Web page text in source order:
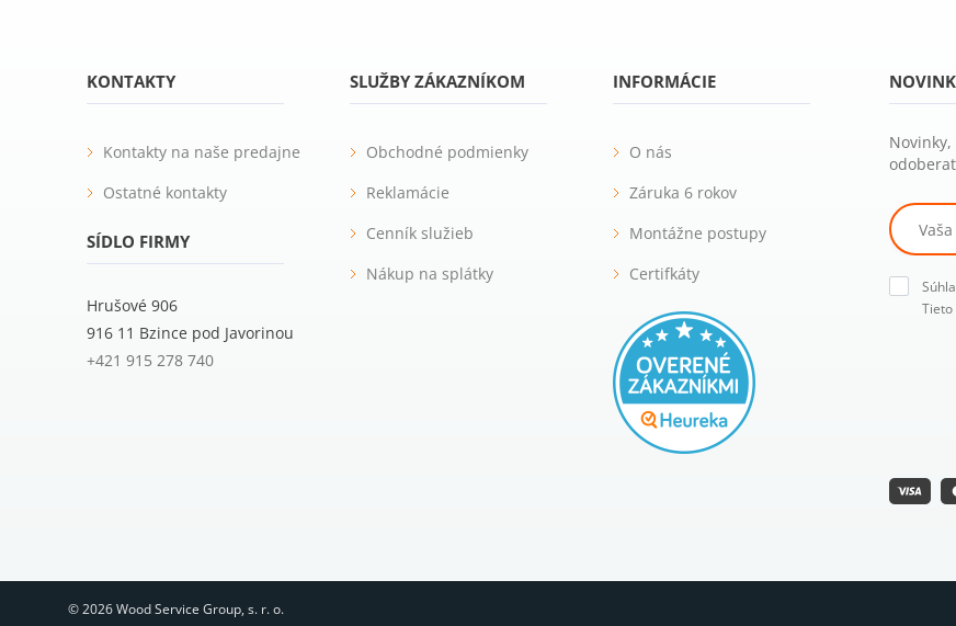
KONTAKTY
Kontakty na naše predajne
Ostatné kontakty
SÍDLO FIRMY
Hrušové 906
916 11 Bzince pod Javorinou
+421 915 278 740
SLUŽBY ZÁKAZNÍKOM
Obchodné podmienky
Reklamácie
Cenník služieb
Nákup na splátky
INFORMÁCIE
O nás
Záruka 6 rokov
Montážne postupy
Certifkáty
Tieto
© 2026 Wood Service Group, s. r. o.